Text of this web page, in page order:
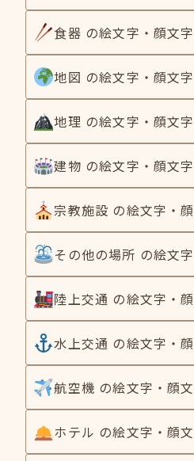
食器 の絵文字・顔文
地図 の絵文字・顔文
地理 の絵文字・顔文
建物 の絵文字・顔文
宗教施設 の絵文字・
その他の場所 の絵文
陸上交通 の絵文字・
水上交通 の絵文字・
航空機 の絵文字・顔
ホテル の絵文字・顔